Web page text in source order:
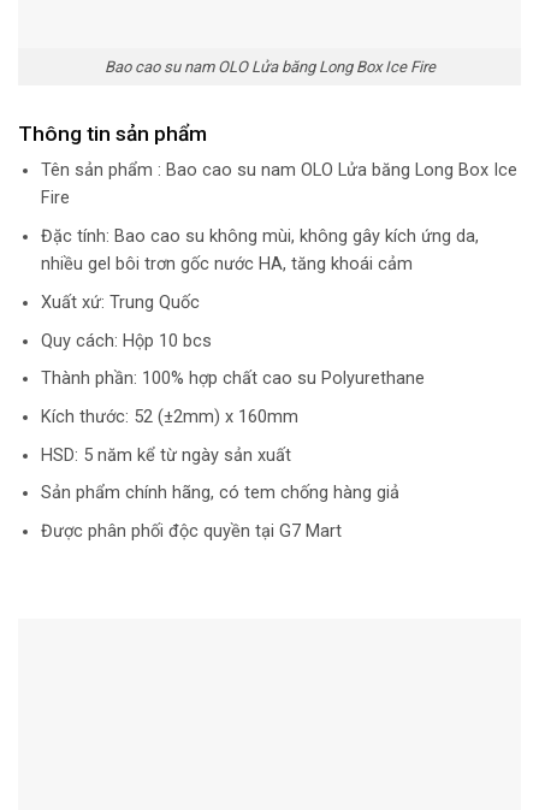
Bao cao su nam OLO Lửa băng Long Box Ice Fire
Thông tin sản phẩm
Tên sản phẩm : Bao cao su nam OLO Lửa băng Long Box Ice
Fire
Đặc tính: Bao cao su không mùi, không gây kích ứng da,
nhiều gel bôi trơn gốc nước HA, tăng khoái cảm
Xuất xứ: Trung Quốc
Quy cách: Hộp 10 bcs
Thành phần: 100% hợp chất cao su Polyurethane
Kích thước: 52 (±2mm) x 160mm
HSD: 5 năm kể từ ngày sản xuất
Sản phẩm chính hãng, có tem chống hàng giả
Được phân phối độc quyền tại G7 Mart